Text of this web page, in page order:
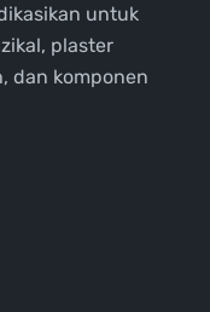
untuk
plaster
dan komponen